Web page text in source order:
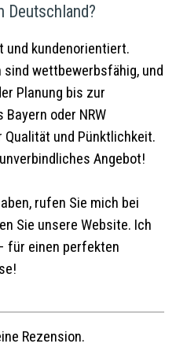
Deutschland?
und kundenorientiert.
sind wettbewerbsfähig, und
Planung bis zur
oder NRW
und Pünktlichkeit.
Angebot!
rufen Sie mich bei
Sie unsere Website. Ich
für einen perfekten
Rezension.